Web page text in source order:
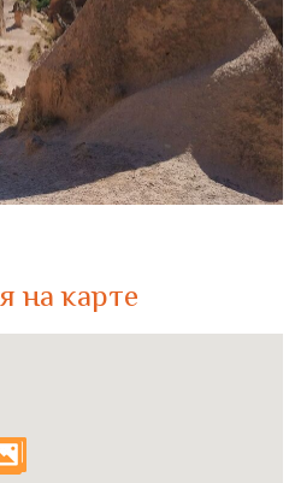
на карте